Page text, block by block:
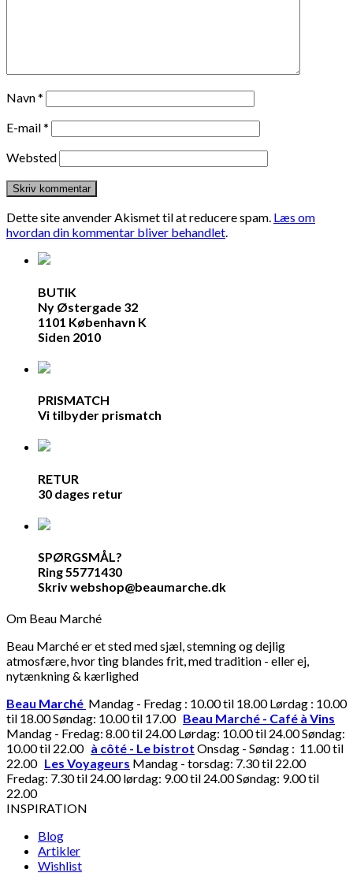
Navn*
E-mail*
Websted
Dette site anvender Akismet til at reducere spam. Læs om
hvordan din kommentar bliver behandlet.
BUTIK
Ny Østergade 32
1101 København K
Siden 2010
PRISMATCH
Vi tilbyder prismatch
RETUR
30 dages retur
SPØRGSMÅL?
Ring 55771430
Skriv webshop@beaumarche.dk
Om Beau Marché
Beau Marché er et sted med sjæl, stemning og dejlig
atmosfære, hvor ting blandes frit, med tradition - eller ej,
nytænkning & kærlighed
Beau Marché Mandag - Fredag : 10.00 til 18.00 Lørdag : 10.00
til 18.00 Søndag: 10.00 til 17.00 Beau Marché - Café à Vins
Mandag - Fredag: 8.00 til 24.00 Lørdag: 10.00 til 24.00 Søndag:
10.00 til 22.00 à côté - Le bistrot Onsdag - Søndag : 11.00 til
22.00 Les Voyageurs Mandag - torsdag: 7.30 til 22.00
Fredag: 7.30 til 24.00 lørdag: 9.00 til 24.00 Søndag: 9.00 til
22.00
INSPIRATION
Blog
Artikler
Wishlist